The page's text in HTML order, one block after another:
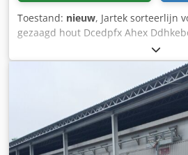
Toestand: nieuw, Jartek sorteerlijn
gezaagd hout Dcedpfx Ahex